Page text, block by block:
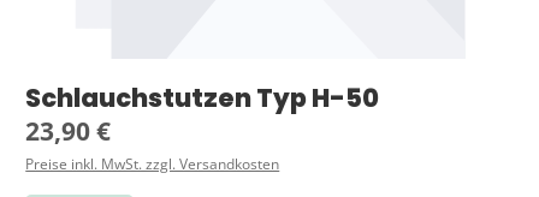
Schlauchstutzen Typ H-50
Regulärer Preis:
23,90 €
Preise inkl. MwSt. zzgl. Versandkosten